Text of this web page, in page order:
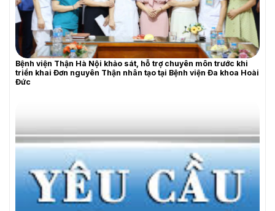
Bệnh viện Thận Hà Nội khảo sát, hỗ trợ chuyên môn trước khi
triển khai Đơn nguyên Thận nhân tạo tại Bệnh viện Đa khoa Hoài
Đức